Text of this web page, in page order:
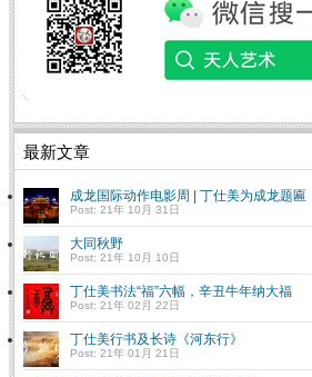
最新文章
成龙国际动作电影周 | 丁仕美为成龙题匾
Post: 21年 10月 31日
大同秋野
Post: 21年 10月 10日
丁仕美书法“福”六幅，辛丑牛年纳大福
Post: 21年 02月 22日
丁仕美行书及长诗《河东行》
Post: 21年 01月 21日